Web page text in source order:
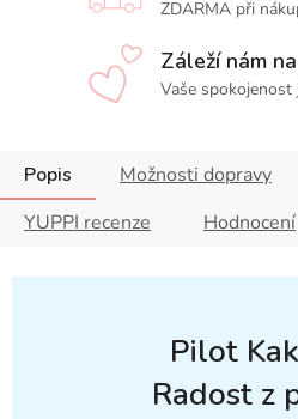
ZDARMA při
Záleží nám
Vaše
Popis Možnosti dopravy
YUPPI recenze
Hodnocení
Pilot
Radost z